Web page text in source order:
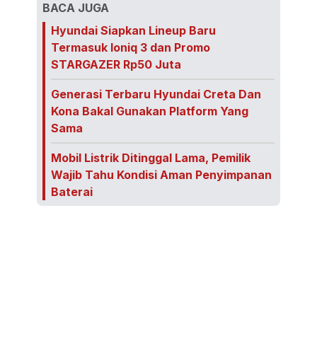
BACA JUGA
Hyundai Siapkan Lineup Baru
Termasuk Ioniq 3 dan Promo
STARGAZER Rp50 Juta
Generasi Terbaru Hyundai Creta Dan
Kona Bakal Gunakan Platform Yang
Sama
Mobil Listrik Ditinggal Lama, Pemilik
Wajib Tahu Kondisi Aman Penyimpanan
Baterai